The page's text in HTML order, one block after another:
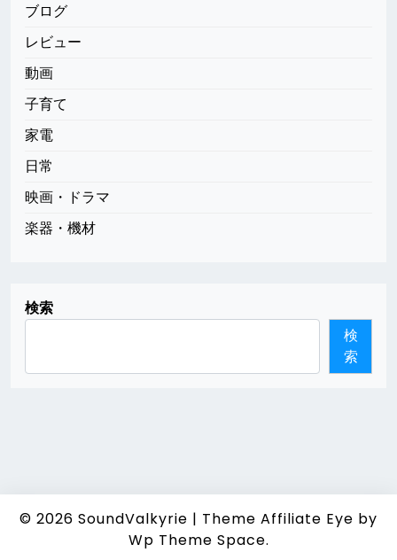
ブログ
レビュー
動画
子育て
家電
日常
映画・ドラマ
楽器・機材
検索
検
索
© 2026 SoundValkyrie | Theme Affiliate Eye by
Wp Theme Space.